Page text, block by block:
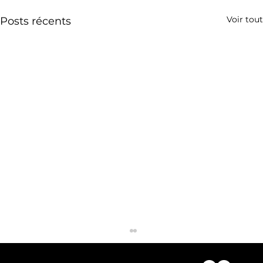
Posts récents Voir tout